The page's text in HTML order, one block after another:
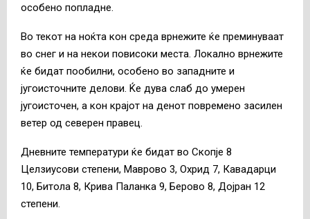
особено попладне.
Во текот на ноќта кон среда врнежите ќе преминуваат
во снег и на некои повисоки места. Локално врнежите
ќе бидат пообилни, особено во западните и
југоисточните делови. Ќе дува слаб до умерен
југоисточен, а кон крајот на денот повремено засилен
ветер од северен правец.
Дневните температури ќе бидат во Скопје 8
Целзиусови степени, Маврово 3, Охрид 7, Кавадарци
10, Битола 8, Крива Паланка 9, Берово 8, Дојран 12
степени.